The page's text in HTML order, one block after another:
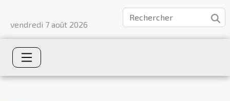
vendredi 7 août 2026